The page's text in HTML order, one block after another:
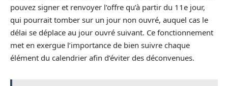
pouvez signer et renvoyer l’offre qu’à partir du 11e jour,
qui pourrait tomber sur un jour non ouvré, auquel cas le
délai se déplace au jour ouvré suivant. Ce fonctionnement
met en exergue l’importance de bien suivre chaque
élément du calendrier afin d’éviter des déconvenues.